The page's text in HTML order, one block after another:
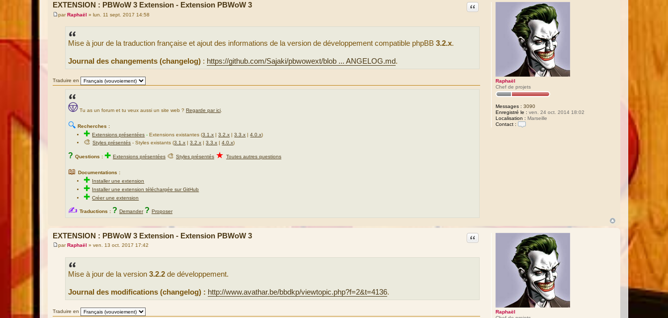
Raphaël
Chef de projets
Messages : 3090
Enregistré le : ven. 24 oct. 2014 18:02
Localisation : Marseille
Contact :
EXTENSION : PBWoW 3 Extension - Extension PBWoW 3 Citation
M
parRaphaël » lun. 11 sept. 2017 14:58
Mise à jour de la traduction française et ajout des informations de la version de développement compatible phpBB 3.2.x.
Journal des changements (changelog) : https://github.com/Sajaki/pbwowext/blob ... ANGELOG.md.
Traduire en
Tu as un forum et tu veux aussi un site web ? Regarde par ici
🔍 Recherches :
✚Extensions présentées -Extensions existantes (3.1.x |3.2.x |3.3.x |4.0.x)
🎨Styles présentés - Styles existants (3.1.x |3.2.x |3.3.x |4.0.x)
? Questions : ✚ Extensions présentées 🎨 Styles présentés ★ Toutes autres questions
📖 Documentations :
✚ Installer une extension
✚ Installer une extension téléchargée sur GitHub
✚Créer une extension
✍ Traductions : ? Demander ? Proposer
Raphaël
EXTENSION : PBWoW 3 Extension - Extension PBWoW 3 Citation
par Raphaël » ven. 13 oct. 2017 17:42
Mise à jour de la version 3.2.2 de développement.
Journal des modifications (changelog) : http://www.avathar.be/bbdkp/viewtopic.php?f=2&t=4136.
Traduire en